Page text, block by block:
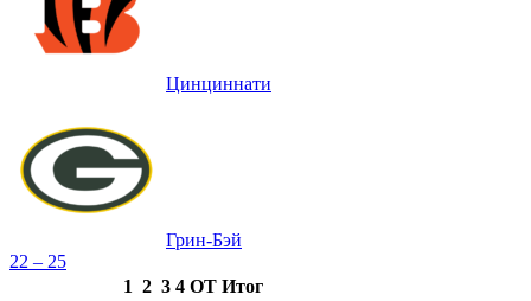
Цинциннати
Грин-Бэй
22 – 25
1 2 3 4 OT Итог